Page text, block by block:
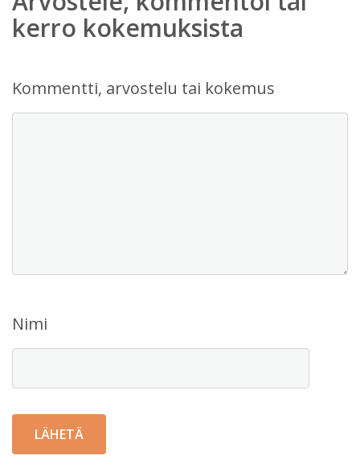
kerro kokemuksista
Kommentti, arvostelu tai kokemus
Nimi